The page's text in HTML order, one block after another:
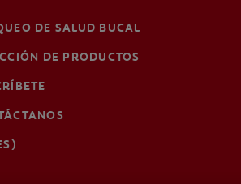
DE SALUD BUCAL
DE PRODUCTOS